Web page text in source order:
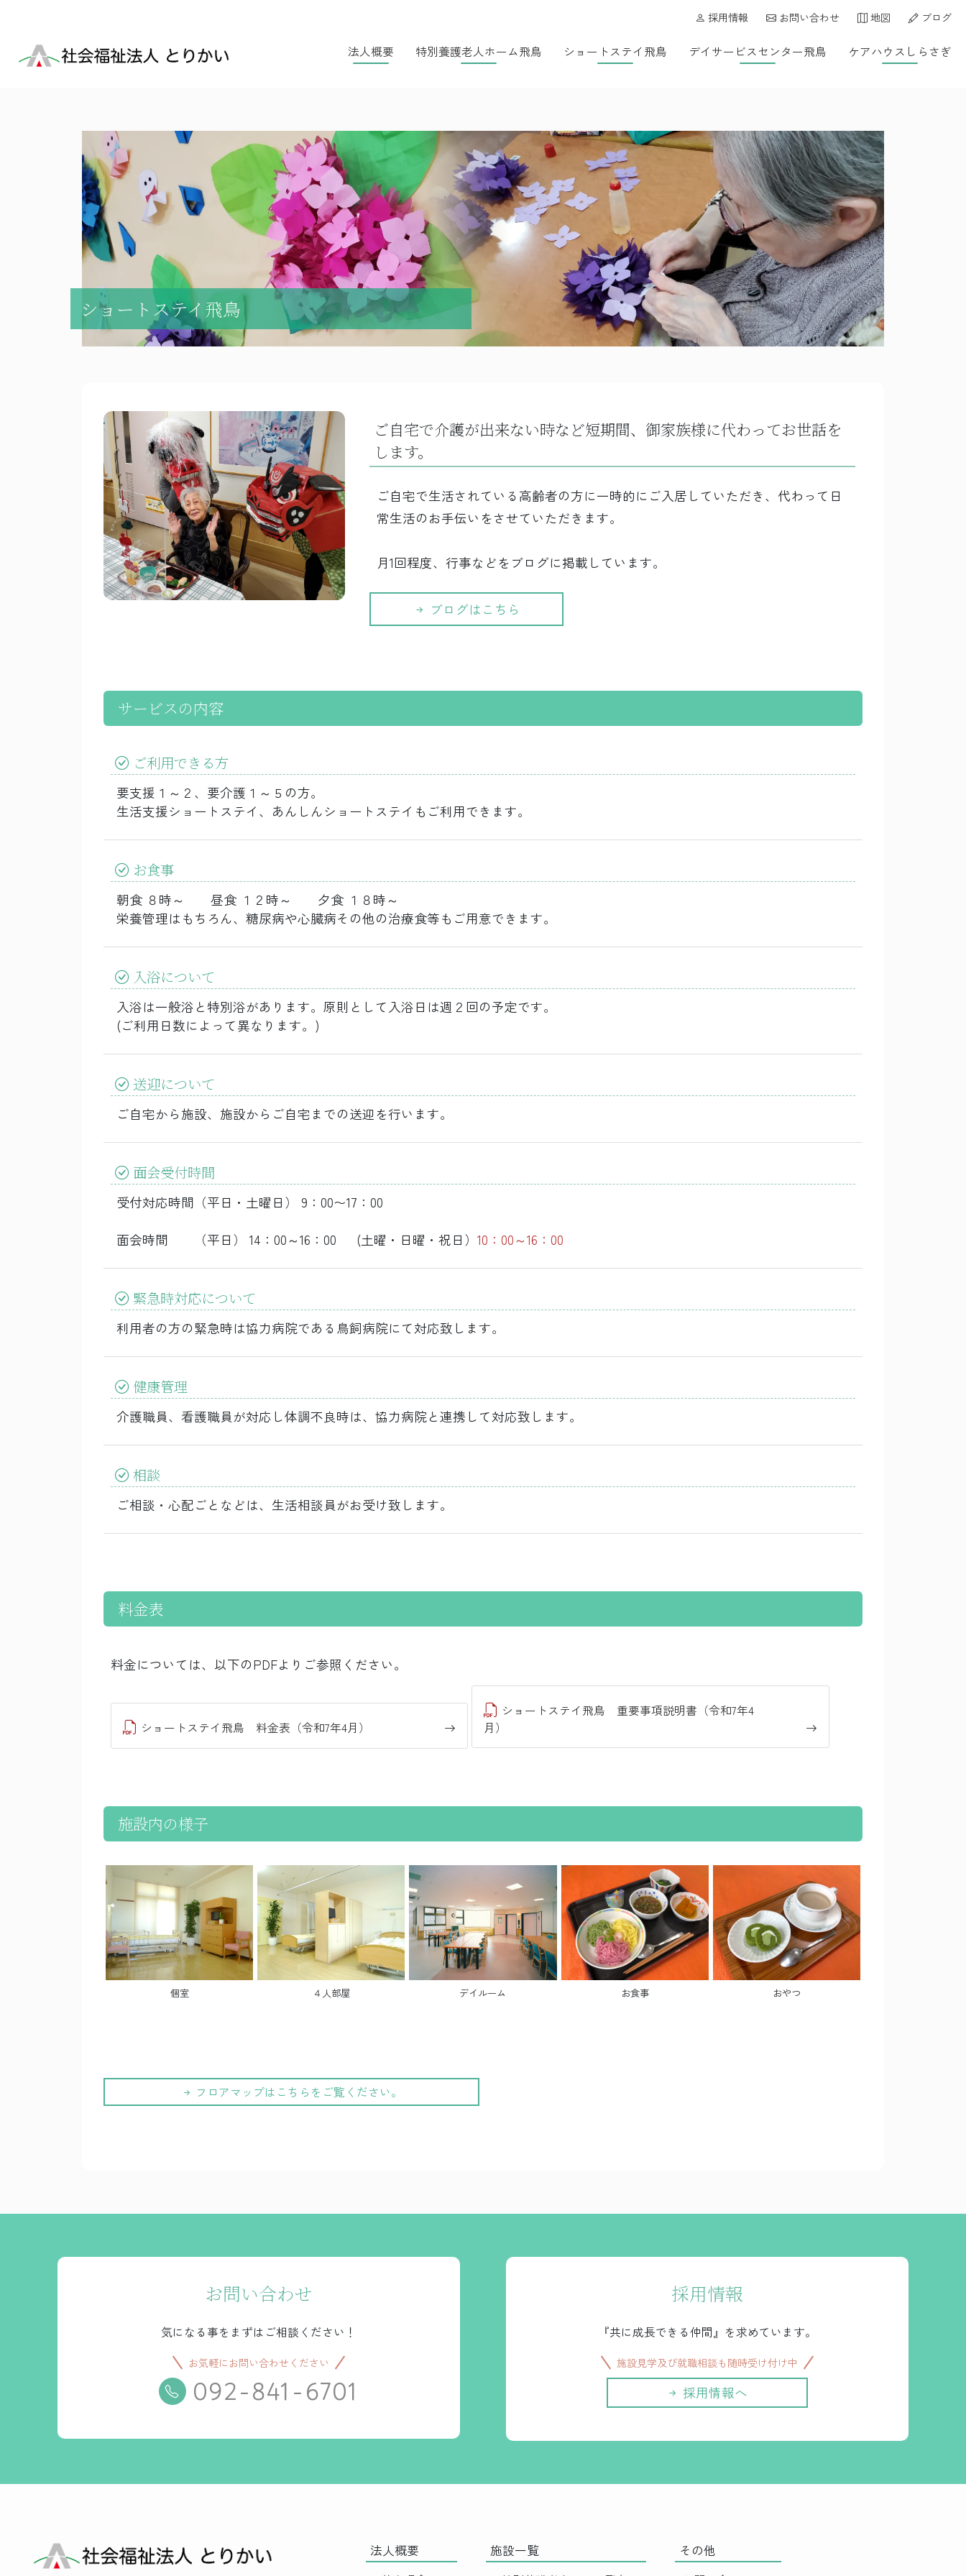
採用情報 お問い合わせ 地図 ブログ
法人概要 特別養護老人ホーム飛鳥 ショートステイ飛鳥 デイサービスセンター飛鳥 ケアハウスしらさぎ
ショートステイ飛鳥
ご自宅で介護が出来ない時など短期間、御家族様に代わってお世話を
します。
ご自宅で生活されている高齢者の方に一時的にご入居していただき、代わって日
常生活のお手伝いをさせていただきます。
月1回程度、行事などをブログに掲載しています。
ブログはこちら
サービスの内容
ご利用できる方
要支援１～２、要介護１～５の方。
生活支援ショートステイ、あんしんショートステイもご利用できます。
お食事
朝食 ８時～ 昼食 １２時～ 夕食 １８時～
栄養管理はもちろん、糖尿病や心臓病その他の治療食等もご用意できます。
入浴について
入浴は一般浴と特別浴があります。原則として入浴日は週２回の予定です。
(ご利用日数によって異なります。)
送迎について
ご自宅から施設、施設からご自宅までの送迎を行います。
面会受付時間
受付対応時間（平日・土曜日） 9：00〜17：00
面会時間 （平日） 14：00～16：00 (土曜・日曜・祝日） 10：00～16：00
緊急時対応について
利用者の方の緊急時は協力病院である鳥飼病院にて対応致します。
健康管理
介護職員、看護職員が対応し体調不良時は、協力病院と連携して対応致します。
相談
ご相談・心配ごとなどは、生活相談員がお受け致します。
料金表
料金については、以下のPDFよりご参照ください。
ショートステイ飛鳥 料金表（令和7年4月）
ショートステイ飛鳥 重要事項説明書（令和7年4
月）
施設内の様子
個室 ４人部屋 デイルーム お食事 おやつ
フロアマップはこちらをご覧ください。
お問い合わせ
気になる事をまずはご相談ください！
お気軽にお問い合わせください
092-841-6701
採用情報
『共に成長できる仲間』を求めています。
施設見学及び就職相談も随時受け付け中
採用情報へ
法人概要 施設一覧 その他